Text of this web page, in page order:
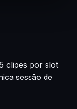
clipes por slot
sessão de